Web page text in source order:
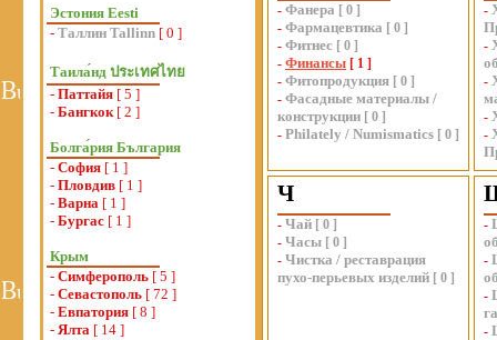
Эстония Eesti
- Таллин Tallinn [ 0 ]
Таила́нд ประเทศไทย
- Паттайя [ 5 ]
- Бангкок[ 2 ]
Болга́рия България
- София [ 1 ]
- Пловдив [ 1 ]
- Варна [ 1 ]
- Бургас [ 1 ]
Крым
- Симферополь [ 5 ]
- Севастополь [ 72 ]
- Евпатория [ 8 ]
- Ялта [ 14 ]
- Фанера [ 0 ]
- Фармацевтика [ 0 ]
- Фитнес [ 0 ]
- Финансы [ 1 ]
- Фитопродукция [ 0 ]
- Фасадные материалы /
конструкции [ 0 ]
- Philately / Numismatics [ 0 ]
-
-
-
-
-
Ч
- Чай [ 0 ]
- Часы [ 0 ]
- Чистка / реставрация
пухо-перьевых изделий [ 0 ]
-
-
-
-